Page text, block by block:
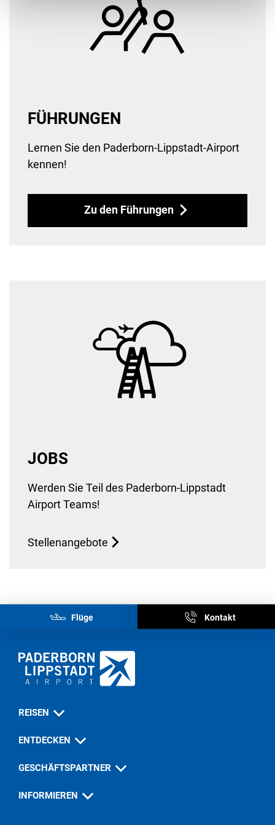
Flüge Kontakt
FÜHRUNGEN
Lernen Sie den Paderborn-Lippstadt-Airport
kennen!
Zu den Führungen
JOBS
Werden Sie Teil des Paderborn-Lippstadt
Airport Teams!
Stellenangebote
REISEN
ENTDECKEN
GESCHÄFTSPARTNER
INFORMIEREN